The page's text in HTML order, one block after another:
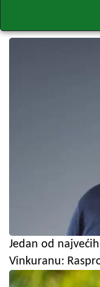
Jedan od
Vinkuranu: